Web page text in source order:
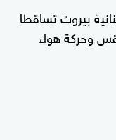
بيروت تساقطا
وحركة هواء